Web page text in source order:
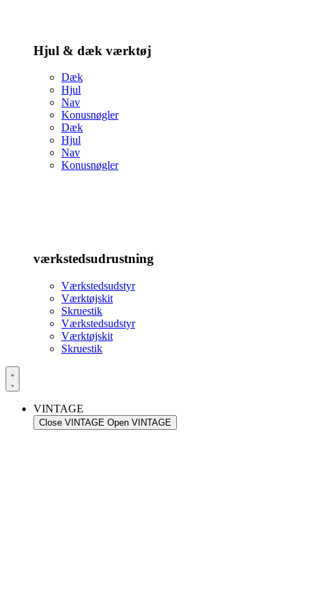
Hjul & dæk værktøj
Dæk
Hjul
Nav
Konusnøgler
Dæk
Hjul
Nav
Konusnøgler
værkstedsudrustning
Værkstedsudstyr
Værktøjskit
Skruestik
Værkstedsudstyr
Værktøjskit
Skruestik
VINTAGE
Close VINTAGE Open VINTAGE